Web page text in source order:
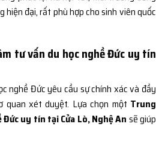
hiện đại, rất phù hợp cho sinh viên quốc
tư vấn du học nghề Đức uy tín
nghề Đức yêu cầu sự chính xác và đầy
quan xét duyệt. Lựa chọn một Trung
uy tín tại Cửa Lò, Nghệ An sẽ giúp